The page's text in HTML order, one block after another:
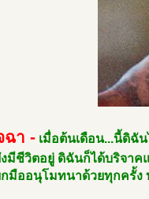
ฉา - เมื่อต้นเดือน...นี้ดิฉั
มีชีวิตอยู่ ดิฉันก็ได้บริจา
มืออนุโมทนาด้วยทุกครั้ง